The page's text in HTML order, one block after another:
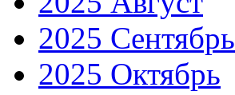
2025 Сентябрь
2025 Октябрь